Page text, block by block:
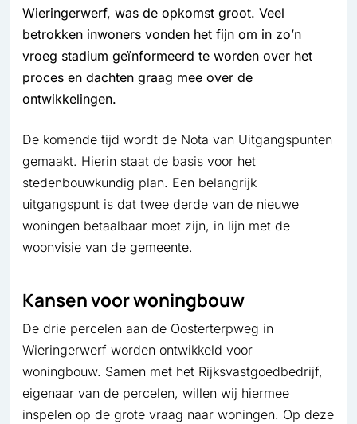
Wieringerwerf, was de opkomst groot. Veel
betrokken inwoners vonden het fijn om in zo’n
vroeg stadium geïnformeerd te worden over het
proces en dachten graag mee over de
ontwikkelingen.
De komende tijd wordt de Nota van Uitgangspunten
gemaakt. Hierin staat de basis voor het
stedenbouwkundig plan. Een belangrijk
uitgangspunt is dat twee derde van de nieuwe
woningen betaalbaar moet zijn, in lijn met de
woonvisie van de gemeente.
Kansen voor woningbouw
De drie percelen aan de Oosterterpweg in
Wieringerwerf worden ontwikkeld voor
woningbouw. Samen met het Rijksvastgoedbedrijf,
eigenaar van de percelen, willen wij hiermee
inspelen op de grote vraag naar woningen. Op deze